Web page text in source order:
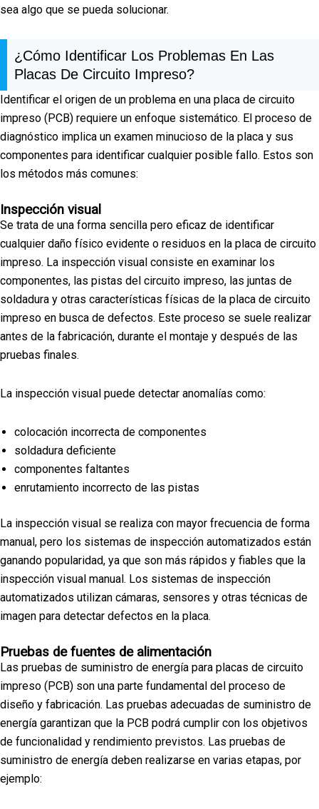
sea algo que se pueda solucionar.
¿Cómo Identificar Los Problemas En Las
Placas De Circuito Impreso?
Identificar el origen de un problema en una placa de circuito
impreso (PCB) requiere un enfoque sistemático. El proceso de
diagnóstico implica un examen minucioso de la placa y sus
componentes para identificar cualquier posible fallo. Estos son
los métodos más comunes:
Inspección visual
Se trata de una forma sencilla pero eficaz de identificar
cualquier daño físico evidente o residuos en la placa de circuito
impreso. La inspección visual consiste en examinar los
componentes, las pistas del circuito impreso, las juntas de
soldadura y otras características físicas de la placa de circuito
impreso en busca de defectos. Este proceso se suele realizar
antes de la fabricación, durante el montaje y después de las
pruebas finales.
La inspección visual puede detectar anomalías como:
colocación incorrecta de componentes
soldadura deficiente
componentes faltantes
enrutamiento incorrecto de las pistas
La inspección visual se realiza con mayor frecuencia de forma
manual, pero los sistemas de inspección automatizados están
ganando popularidad, ya que son más rápidos y fiables que la
inspección visual manual. Los sistemas de inspección
automatizados utilizan cámaras, sensores y otras técnicas de
imagen para detectar defectos en la placa.
Pruebas de fuentes de alimentación
Las pruebas de suministro de energía para placas de circuito
impreso (PCB) son una parte fundamental del proceso de
diseño y fabricación. Las pruebas adecuadas de suministro de
energía garantizan que la PCB podrá cumplir con los objetivos
de funcionalidad y rendimiento previstos. Las pruebas de
suministro de energía deben realizarse en varias etapas, por
ejemplo: